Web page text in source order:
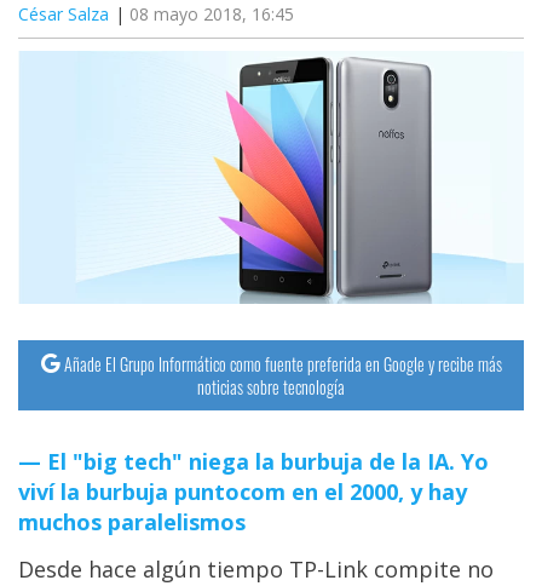
Redes
sociales
Trucos
Tutoriales
Sistemas
operativos
César Salza 08 mayo 2018, 16:45
Añade El Grupo Informático como fuente preferida en Google y recibe más
noticias sobre tecnología
El "big tech" niega la burbuja de la IA. Yo
viví la burbuja puntocom en el 2000, y hay
muchos paralelismos
Desde hace algún tiempo TP-Link compite no